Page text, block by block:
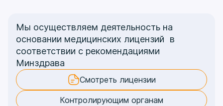
Мы осуществляем деятельность на
основании медицинских лицензий в
соответствии с рекомендациями
Минздрава
Смотреть лицензии
Контролирующим органам